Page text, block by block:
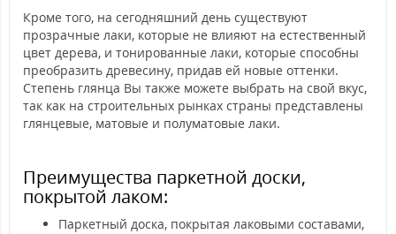
Кроме того, на сегодняшний день существуют
прозрачные лаки, которые не влияют на естественный
цвет дерева, и тонированные лаки, которые способны
преобразить древесину, придав ей новые оттенки.
Степень глянца Вы также можете выбрать на свой вкус,
так как на строительных рынках страны представлены
глянцевые, матовые и полуматовые лаки.
Преимущества паркетной доски,
покрытой лаком:
Паркетный доска, покрытая лаковыми составами,